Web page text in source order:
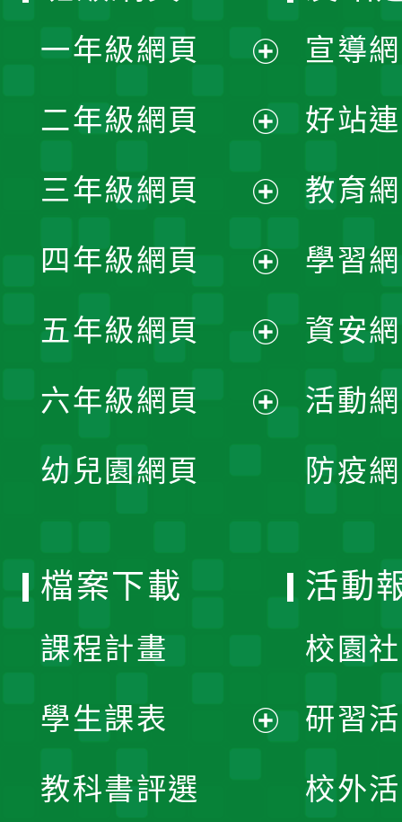
一年級網頁
開
選
單
二年級網頁
開
選
單
三年級網頁
開
選
單
四年級網頁
開
選
五年級網頁
開
六年級網頁
幼兒園網頁
宣導
好站
教育
學習
資安
活動
防疫
檔案下載
課程計畫
學生課表
教科書評選
活動
校園
研習
校外